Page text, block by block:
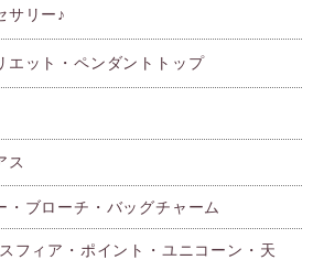
サリー♪
エット・ペンダントトップ
ス
・ブローチ・バッグチャーム
フィア・ポイント・ユニコーン・天